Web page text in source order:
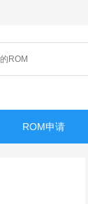
ROM申请